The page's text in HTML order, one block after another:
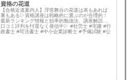
資格の花道
【合格近道案内人】浮世舞台の花道は表もあれば
裏もある▷資格講座は戦略的に選ぶのが合理的！
最新ランキング情報と効率的勉強法、講座解説と
口コミ評判を忖度なく発信中▷ #社労士 #宅建 #行
政書士 #司法書士 #中小企業診断士 #予備試験 #公